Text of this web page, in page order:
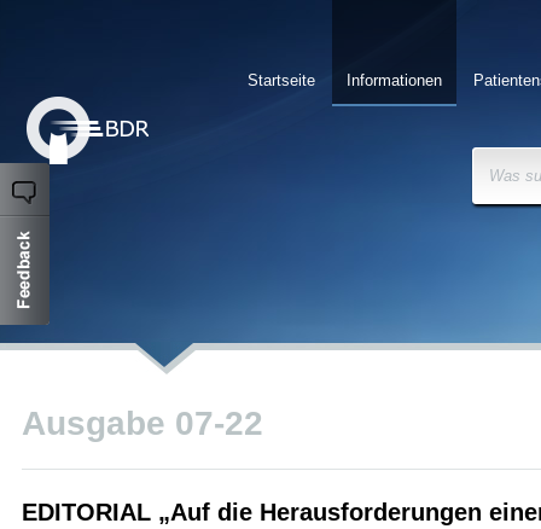
Informationen
Startseite
Was
Ausgabe 07-22
EDITORIAL „Auf die Herausforderungen